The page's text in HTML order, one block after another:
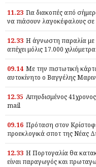
11.23 Για διακοπές από
να πιάσουν λαγοκέφαλους σε
12.33 Η άγνωστη παραλία με
απέχει μόλις 17.000
09.14 Με την πιστωτική
αυτοκίνητο ο Βαγγέλης
12.35 Απηυδισμένος
mail
09.16 Πρόταση στον
προεκλογικά σποτ της Νέας
12.33 Η Πορτογαλία θα
είναι παραγωγός και